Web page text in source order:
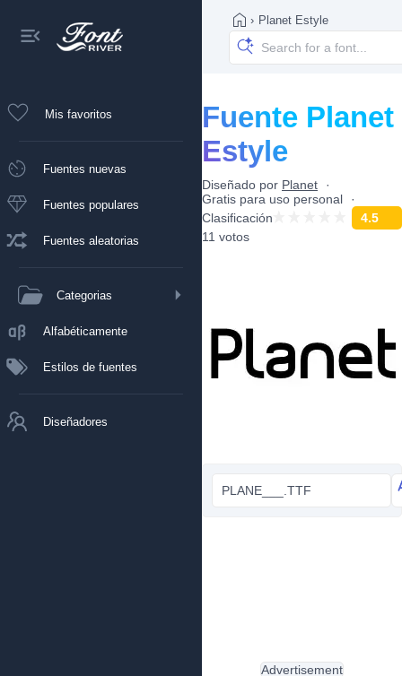
Mis favoritos
Fuentes nuevas
Fuentes populares
Fuentes aleatorias
Categorias
Alfabéticamente
Estilos de fuentes
Diseñadores
› Planet Estyle
Fuente Planet
Estyle
Diseñado por Planet
Gratis para uso personal
Clasificación
4.5
11 votos
PLANE___.TTF
Advertisement